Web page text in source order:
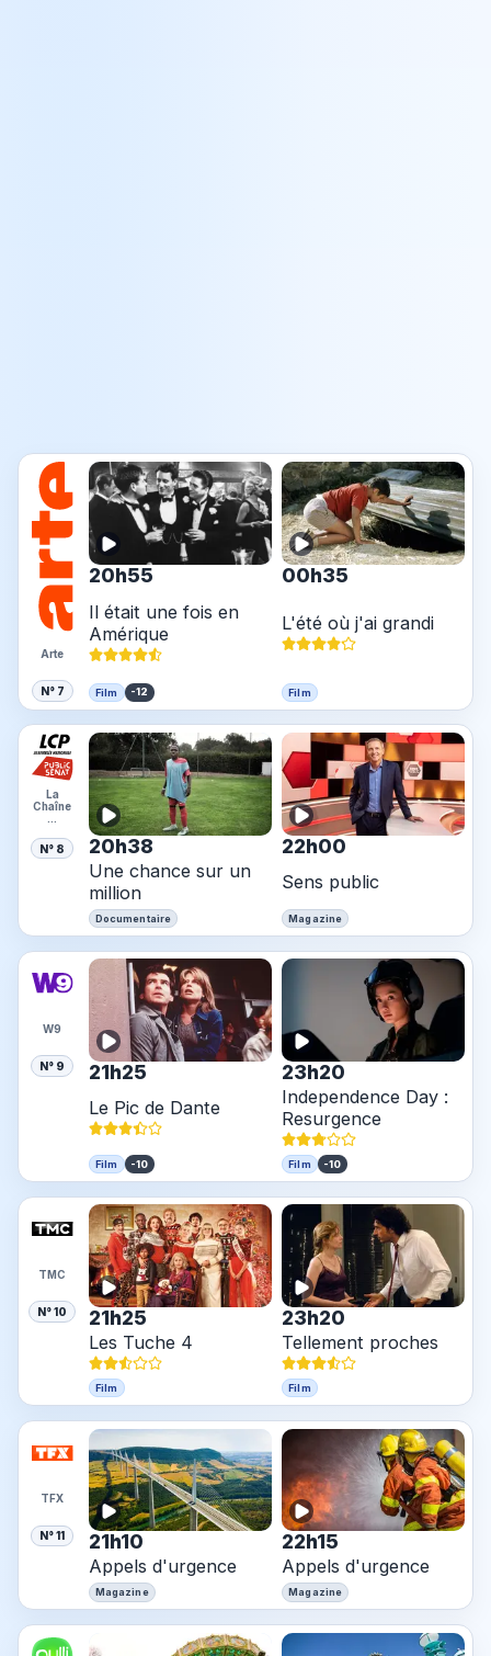
Arte
N° 7
20h55
Il était une fois en
Amérique
Film -12
00h35
L'été où j'ai grandi
Film
La
Chaîne
…
N° 8 20h38
Une chance sur un
million
Documentaire
22h00
Sens public
Magazine
W9
N° 9 21h25
Le Pic de Dante
Film -10
23h20
Independence Day :
Resurgence
Film -10
TMC
N° 10 21h25
Les Tuche 4
Film
23h20
Tellement proches
Film
TFX
N° 11 21h10
Appels d'urgence
Magazine
22h15
Appels d'urgence
Magazine